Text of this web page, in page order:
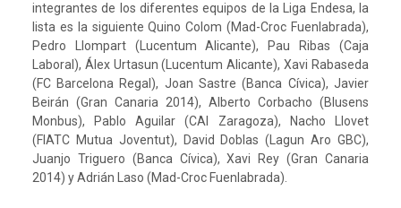
integrantes de los diferentes equipos de la Liga Endesa, la
lista es la siguiente Quino Colom (Mad-Croc Fuenlabrada),
Pedro Llompart (Lucentum Alicante), Pau Ribas (Caja
Laboral), Álex Urtasun (Lucentum Alicante), Xavi Rabaseda
(FC Barcelona Regal), Joan Sastre (Banca Cívica), Javier
Beirán (Gran Canaria 2014), Alberto Corbacho (Blusens
Monbus), Pablo Aguilar (CAI Zaragoza), Nacho Llovet
(FIATC Mutua Joventut), David Doblas (Lagun Aro GBC),
Juanjo Triguero (Banca Cívica), Xavi Rey (Gran Canaria
2014) y Adrián Laso (Mad-Croc Fuenlabrada).